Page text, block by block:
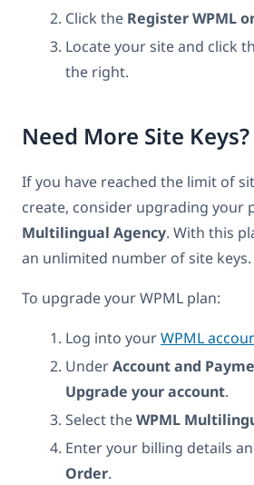
Click the Register WPML
Locate your site and click
the right.
Need More Site Keys?
If you have reached the limit of
create, consider upgrading your
Multilingual Agency. With this
an unlimited number of site keys.
To upgrade your WPML plan:
Log into yourWPML
UnderAccount and
Upgrade your account.
Select theWPML
Enter your billing details
Order.